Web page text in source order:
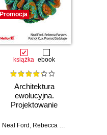
Promocja
książka ebook
Architektura
ewolucyjna.
Projektowanie
wsparcie zmian.
Neal Ford , Rebecca Parsons